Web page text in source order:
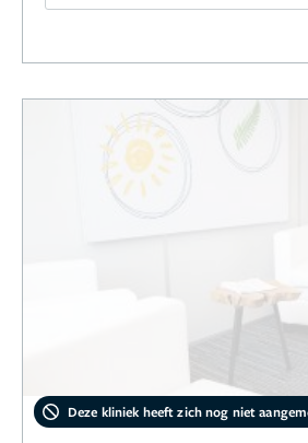
Deze kliniek heeft zich nog niet